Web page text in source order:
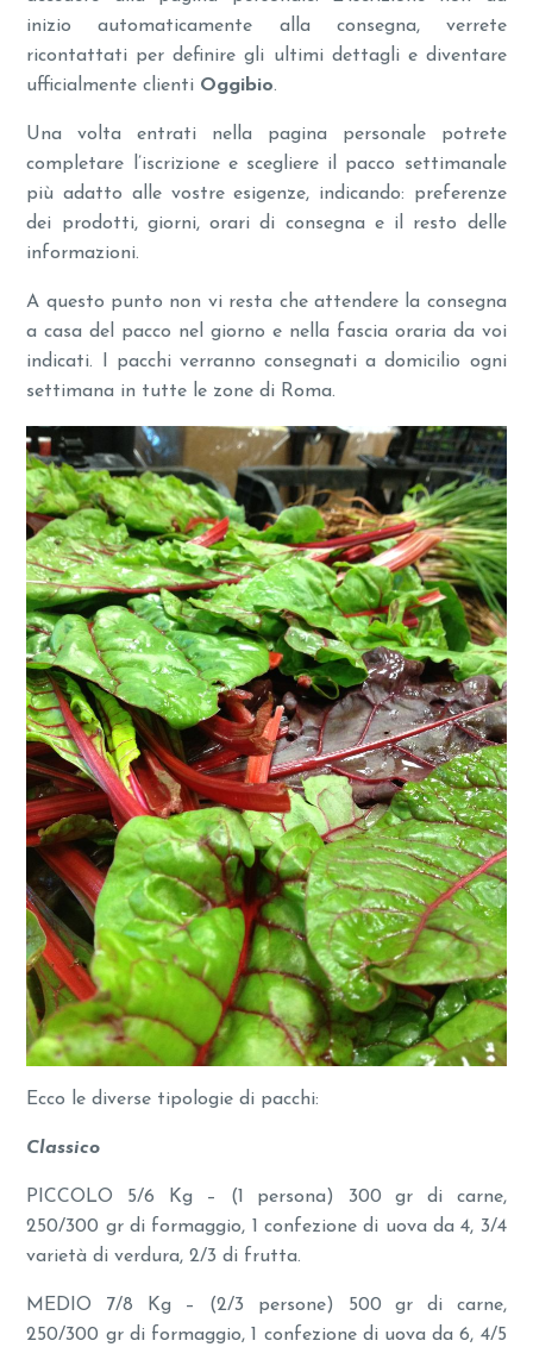
inizio automaticamente alla consegna, verrete
ricontattati per definire gli ultimi dettagli e diventare
ufficialmente clienti Oggibio.
Una volta entrati nella pagina personale potrete
completare l’iscrizione e scegliere il pacco settimanale
più adatto alle vostre esigenze, indicando: preferenze
dei prodotti, giorni, orari di consegna e il resto delle
informazioni.
A questo punto non vi resta che attendere la consegna
a casa del pacco nel giorno e nella fascia oraria da voi
indicati. I pacchi verranno consegnati a domicilio ogni
settimana in tutte le zone di Roma.
Ecco le diverse tipologie di pacchi:
Classico
PICCOLO 5/6 Kg – (1 persona) 300 gr di carne,
250/300 gr di formaggio, 1 confezione di uova da 4, 3/4
varietà di verdura, 2/3 di frutta.
MEDIO 7/8 Kg – (2/3 persone) 500 gr di carne,
250/300 gr di formaggio, 1 confezione di uova da 6, 4/5